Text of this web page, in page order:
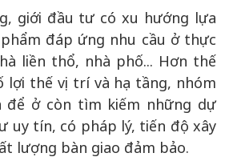
giới đầu tư có xu hướng lựa
đáp ứng nhu cầu ở thực
liền thổ, nhà phố... Hơn thế
lợi thế vị trí và hạ tầng, nhóm
để ở còn tìm kiếm những dự
uy tín, có pháp lý, tiến độ xây
lượng bàn giao đảm bảo.